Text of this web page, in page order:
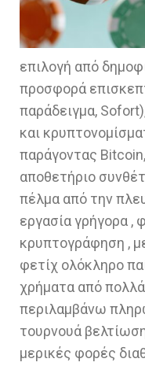
επιλογή από
προσφορά
παράδειγμα,
και
παράγοντας
αποθετήριο
πέλμα από την
εργασία γρήγορα ,
κρυπτογράφηση ,
φετίχ ολόκληρο
χρήματα από πολλά
περιλαμβάνω
τουρνουά
μερικές φορές